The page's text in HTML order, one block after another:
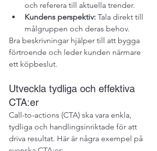
och referera till aktuella trender.
Kundens perspektiv: Tala direkt till
målgruppen och deras behov.
Bra beskrivningar hjälper till att bygga
förtroende och leder kunden närmare
ett köpbeslut.
Utveckla tydliga och effektiva
CTA:er
Call-to-actions (CTA) ska vara enkla,
tydliga och handlingsinriktade för att
driva resultat. Här är några exempel på